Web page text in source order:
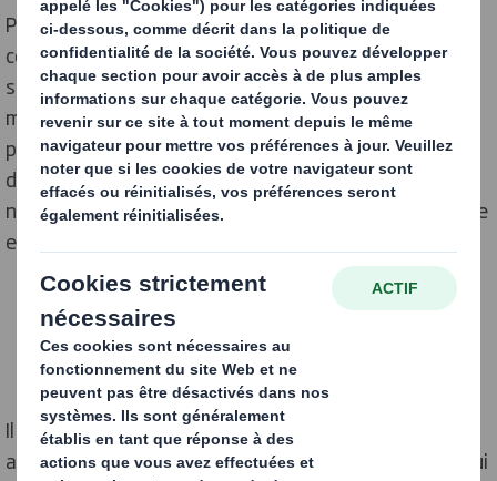
Peut-on encore parler de gouvernance mondiale ou de
communauté internationale aujourd’hui ? Les
soubresauts économiques fréquents des grands
marchés mondiaux, la tension migratoire croissante et
plus récemment une crise sanitaire aux conséquences
dévastatrices semblent favoriser l’émergence d’un
nouveau discours populiste prônant le protectionnisme
et un certain repli sur soi.
Il est déjà acquis quela pandémie de Covid-19,
après son extinction, laissera derrière elle un monde qui